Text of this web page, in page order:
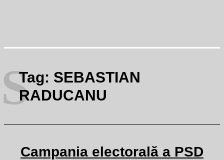
Tag: SEBASTIAN
RADUCANU
S
Campania electorală a PSD